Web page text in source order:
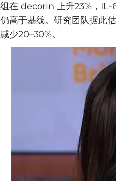
组在 decorin 上升23%，IL-
仍高于基线。研究团队据此
减少20–30%。